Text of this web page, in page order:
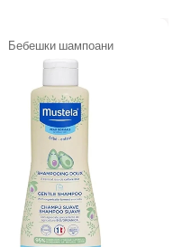
Бебешки шампоани